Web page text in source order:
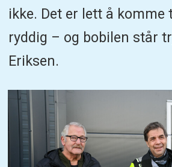
ikke. Det er lett å komme
ryddig – og bobilen står
Eriksen.